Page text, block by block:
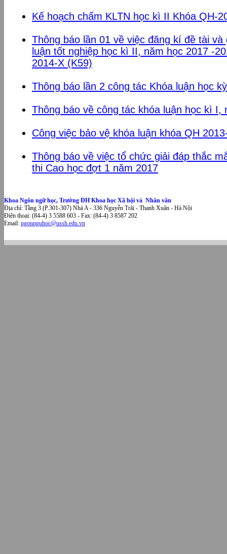
Kế hoạch chấm KLTN học kì II Khóa QH-
Thông báo lần 01 về việc đăng kí đề tài
luận tốt nghiệp học kì II, năm học 2017 -
2014-X (K59)
Thông báo lần 2 công tác Khóa luận học
Thông báo về công tác khóa luận học kì I,
Công việc bảo vệ khóa luận khóa QH
Thông báo về việc tổ chức giải đáp thắc
thi Cao học đợt 1 năm 2017
Khoa Ngôn ngữ học, Trường ĐH Khoa học Xã hội và Nhân văn
Địa chỉ: Tầng 3 (P.301-307) Nhà A - 336 Nguyễn Trãi - Thanh Xuân - Hà Nội
Điện thoại: (84-4) 3 5588 603 - Fax: (84-4) 3 8587 202
Email: ngonnguhoc@ussh.edu.vn